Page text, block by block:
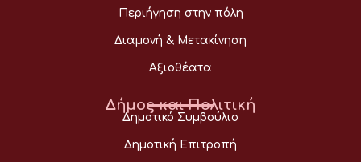
Περιήγηση στην πόλη
Διαμονή & Μετακίνηση
Αξιοθέατα
Δήμος και Πολιτική
Δημοτικό Συμβούλιο
Δημοτική Επιτροπή